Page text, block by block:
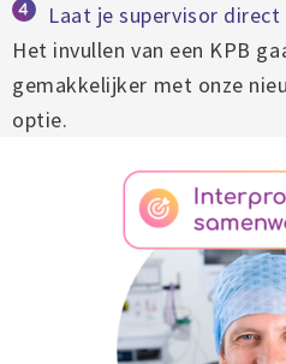
Laat je supervisor
Het invullen van een KPB
gemakkelijker met onze
optie.